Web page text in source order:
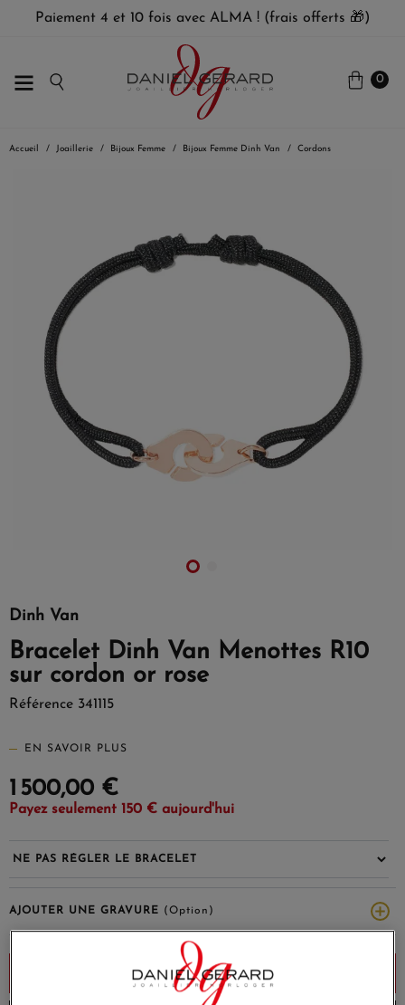
Paiement 4 et 10 fois avec ALMA ! (frais offerts 🎁)
0
Accueil Joaillerie Bijoux Femme Bijoux Femme Dinh Van Cordons
Dinh Van
Bracelet Dinh Van Menottes R10
sur cordon or rose
Référence 341115
EN SAVOIR PLUS
1 500,00 €
Payez seulement 150 € aujourd'hui
AJOUTER UNE GRAVURE (Option)
Ajouter au panier